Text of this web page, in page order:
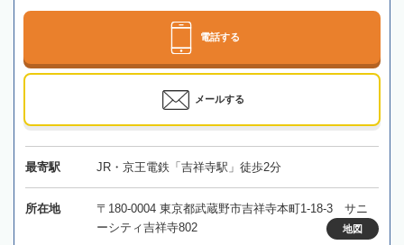
電話する
メールする
最寄駅 JR・京王電鉄「吉祥寺駅」徒歩2分
所在地
〒180-0004 東京都武蔵野市吉祥寺本町1-18-3 サニ
ーシティ吉祥寺802
地図